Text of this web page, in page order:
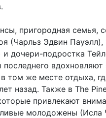
пригородная семья,
(Чарльз Эдвин Пауэлл),
и дочери-подростка
вдохновляют
том же месте отдыха,
назад. Также в The
привлекают
молодожены (Исла